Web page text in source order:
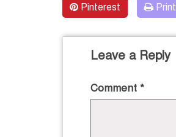
Pinterest Print
Leave a Reply
Comment *